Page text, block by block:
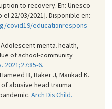
to recovery. En: Unesco
22/03/2021]. Disponible en:
covid19/educationrespons
Adolescent mental health,
of school-community
2021;27:85-6.
B, Baker J, Mankad K.
abusive head trauma
Arch Dis Child.